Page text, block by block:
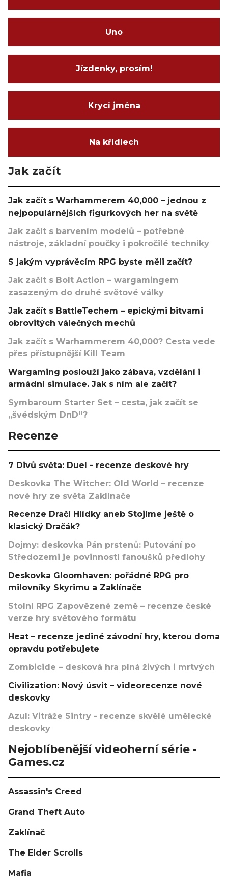
Uno
Jízdenky, prosím!
Krycí jména
Na křídlech
Jak začít
Jak začít s Warhammerem 40,000 – jednou z
nejpopulárnějších figurkových her na světě
Jak začít s barvením modelů – potřebné
nástroje, základní poučky i pokročilé techniky
S jakým vyprávěcím RPG byste měli začít?
Jak začít s Bolt Action – wargamingem
zasazeným do druhé světové války
Jak začít s BattleTechem – epickými bitvami
obrovitých válečných mechů
Jak začít s Warhammerem 40,000? Cesta vede
přes přístupnější Kill Team
Wargaming poslouží jako zábava, vzdělání i
armádní simulace. Jak s ním ale začít?
Symbaroum Starter Set – cesta, jak začít se
„švédským DnD“?
Recenze
7 Divů světa: Duel - recenze deskové hry
Deskovka The Witcher: Old World – recenze
nové hry ze světa Zaklínače
Recenze Dračí Hlídky aneb Stojíme ještě o
klasický Dračák?
Dojmy: deskovka Pán prstenů: Putování po
Středozemi je povinností fanoušků předlohy
Deskovka Gloomhaven: pořádné RPG pro
milovníky Skyrimu a Zaklínače
Stolní RPG Zapovězené země – recenze české
verze hry světového formátu
Heat – recenze jediné závodní hry, kterou doma
opravdu potřebujete
Zombicide – desková hra plná živých i mrtvých
Civilization: Nový úsvit – videorecenze nové
deskovky
Azul: Vitráže Sintry - recenze skvělé umělecké
deskovky
Nejoblíbenější videoherní série -
Games.cz
Assassin's Creed
Grand Theft Auto
Zaklínač
The Elder Scrolls
Mafia